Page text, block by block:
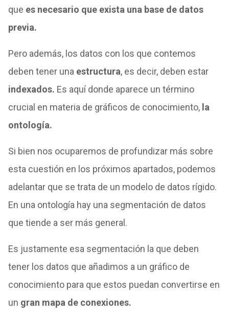
que es necesario que exista una base de datos
previa.
Pero además, los datos con los que contemos
deben tener una estructura, es decir, deben estar
indexados. Es aquí donde aparece un término
crucial en materia de gráficos de conocimiento, la
ontología.
Si bien nos ocuparemos de profundizar más sobre
esta cuestión en los próximos apartados, podemos
adelantar que se trata de un modelo de datos rígido.
En una ontología hay una segmentación de datos
que tiende a ser más general.
Es justamente esa segmentación la que deben
tener los datos que añadimos a un gráfico de
conocimiento para que estos puedan convertirse en
un gran mapa de conexiones.